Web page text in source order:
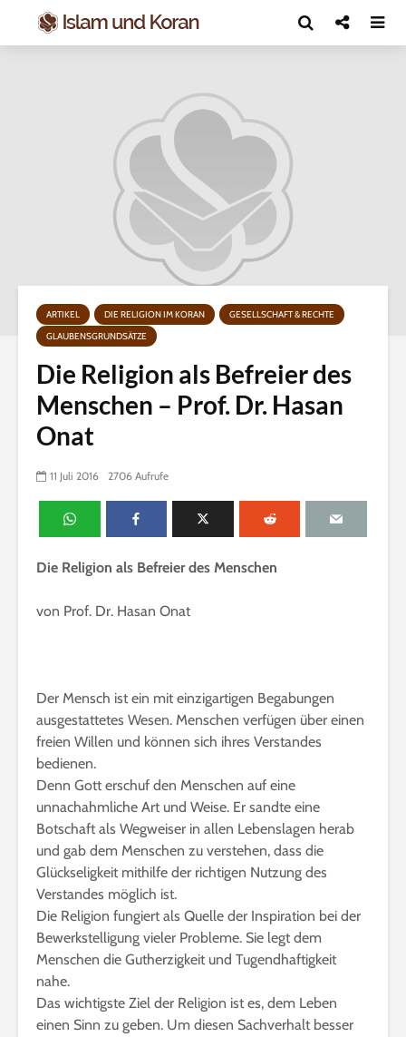
ARTIKEL DIE RELIGION IM KORAN
GESELLSCHAFT & RECHTE
GLAUBENSGRUNDSÄTZE
Die Religion als Befreier des
Menschen – Prof. Dr. Hasan
Onat
11 Juli 2016 2706 Aufrufe
Die Religion als Befreier des Menschen
von Prof. Dr. Hasan Onat
Der Mensch ist ein mit einzigartigen Begabungen
ausgestattetes Wesen. Menschen verfügen über einen
freien Willen und können sich ihres Verstandes
bedienen.
Denn Gott erschuf den Menschen auf eine
unnachahmliche Art und Weise. Er sandte eine
Botschaft als Wegweiser in allen Lebenslagen herab
und gab dem Menschen zu verstehen, dass die
Glückseligkeit mithilfe der richtigen Nutzung des
Verstandes möglich ist.
Die Religion fungiert als Quelle der Inspiration bei der
Bewerkstelligung vieler Probleme. Sie legt dem
Menschen die Gutherzigkeit und Tugendhaftigkeit
nahe.
Das wichtigste Ziel der Religion ist es, dem Leben
einen Sinn zu geben. Um diesen Sachverhalt besser